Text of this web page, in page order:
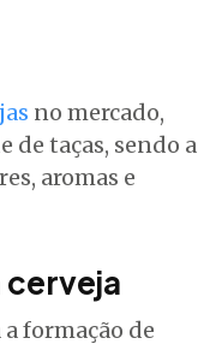
no mercado,
de taças, sendo a
aromas e
cerveja
formação de